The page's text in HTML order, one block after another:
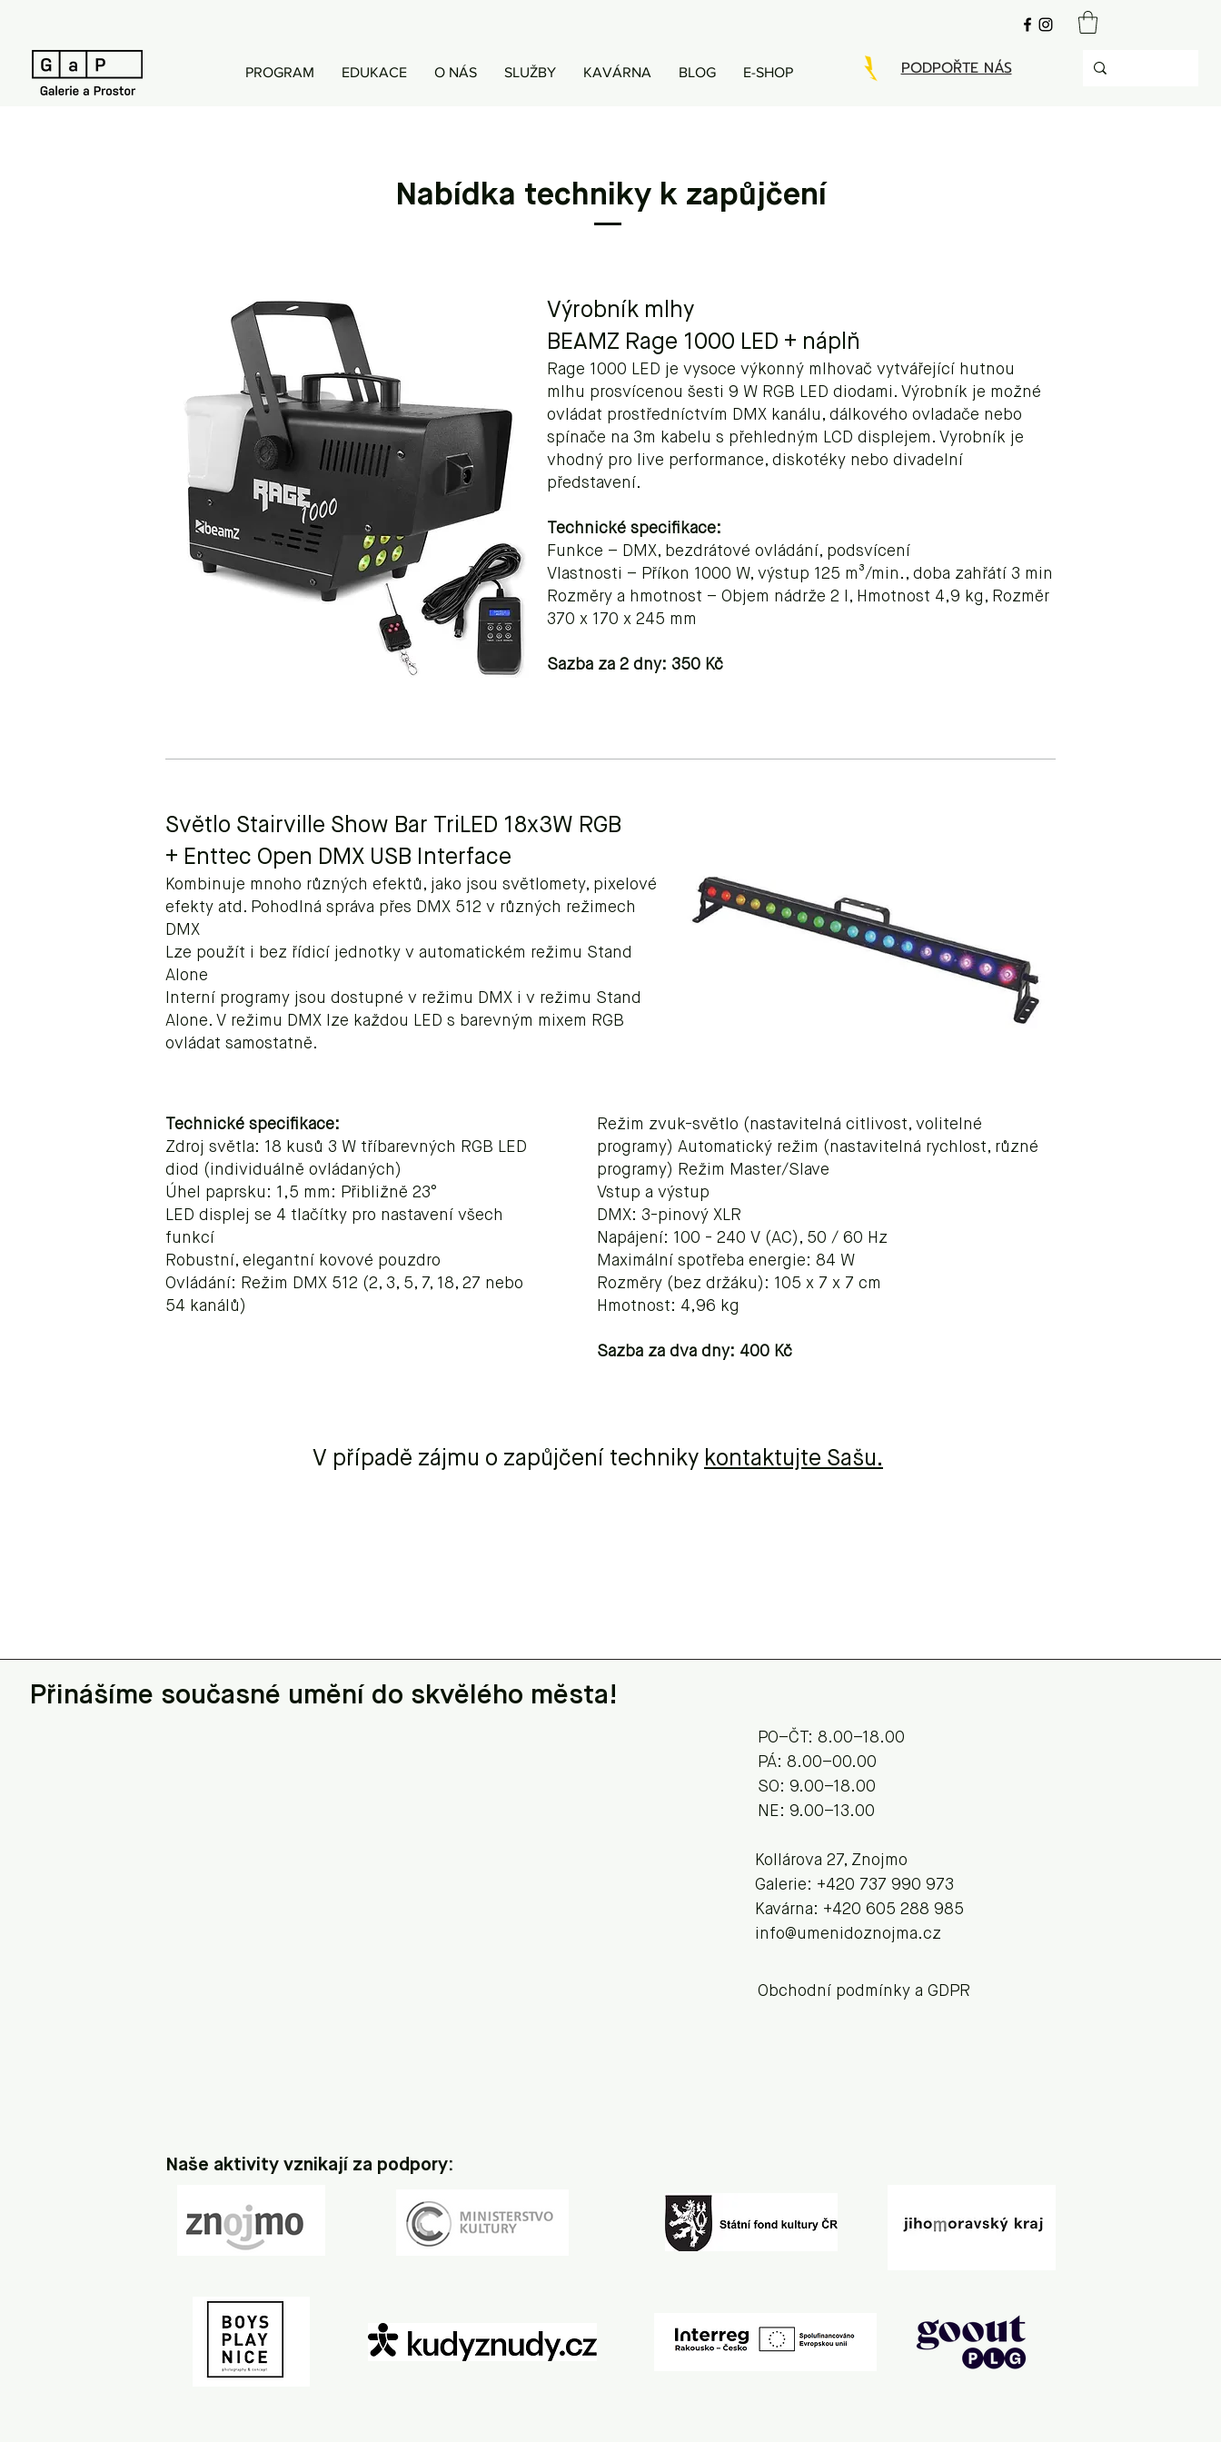
PROGRAM EDUKACE O NÁS SLUŽBY KAVÁRNA BLOG E-SHOP PODPOŘTE NÁS
Nabídka techniky k zapůjčení
Výrobník mlhy
BEAMZ Rage 1000 LED + náplň
Rage 1000 LED je vysoce výkonný mlhovač vytvářející hutnou
mlhu prosvícenou šesti 9 W RGB LED diodami. Výrobník je možné
ovládat prostředníctvím DMX kanálu, dálkového ovladače nebo
spínače na 3m kabelu s přehledným LCD displejem. Vyrobník je
vhodný pro live performance, diskotéky nebo divadelní
představení.
Technické specifikace:
Funkce – DMX, bezdrátové ovládání, podsvícení
Vlastnosti – Příkon 1000 W, výstup 125 m³/min., doba zahřátí 3 min
Rozměry a hmotnost – Objem nádrže 2 l, Hmotnost 4,9 kg, Rozměr
370 x 170 x 245 mm
Sazba za 2 dny: 350 Kč
Světlo Stairville Show Bar TriLED 18x3W RGB
+ Enttec Open DMX USB Interface
Kombinuje mnoho různých efektů, jako jsou světlomety, pixelové
efekty atd. Pohodlná správa přes DMX 512 v různých režimech
DMX
Lze použít i bez řídicí jednotky v automatickém režimu Stand
Alone
Interní programy jsou dostupné v režimu DMX i v režimu Stand
Alone. V režimu DMX lze každou LED s barevným mixem RGB
ovládat samostatně.
Technické specifikace:
Zdroj světla: 18 kusů 3 W tříbarevných RGB LED
diod (individuálně ovládaných)
Úhel paprsku: 1,5 mm: Přibližně 23°
LED displej se 4 tlačítky pro nastavení všech
funkcí
Robustní, elegantní kovové pouzdro
Ovládání: Režim DMX 512 (2, 3, 5, 7, 18, 27 nebo
54 kanálů)
Režim zvuk-světlo (nastavitelná citlivost, volitelné
programy) Automatický režim (nastavitelná rychlost, různé
programy) Režim Master/Slave
Vstup a výstup
DMX: 3-pinový XLR
Napájení: 100 - 240 V (AC), 50 / 60 Hz
Maximální spotřeba energie: 84 W
Rozměry (bez držáku): 105 x 7 x 7 cm
Hmotnost: 4,96 kg
Sazba za dva dny: 400 Kč
V případě zájmu o zapůjčení techniky kontaktujte Sašu.
Přinášíme současné umění do skvělého města!
PO–ČT: 8.00–18.00
​​​PÁ: 8.00–00.00
SO: 9.00–18.00
NE: 9.00–13.00
Kollárova 27, Znojmo
Galerie: +420 737 990 973
Kavárna: +420 605 288 985
info@umenidoznojma.cz
Obchodní podmínky a GDPR
Naše aktivity vznikají za podpory: